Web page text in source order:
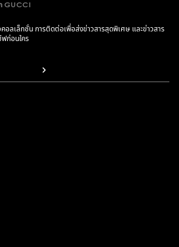
GUCCI
อลเล็กชั่น การติดต่อเพื่อส่งข่าวสารสุดพิเศษ และข่าวสาร
ก่อนใคร